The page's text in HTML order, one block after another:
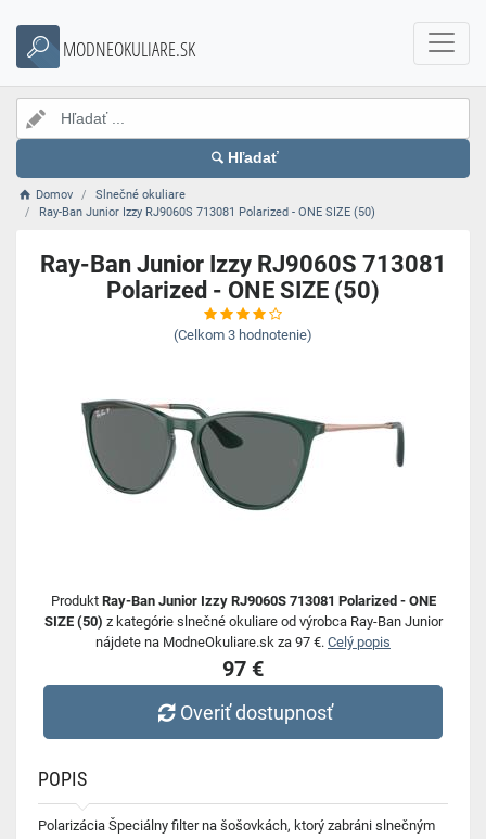
MODNEOKULIARE.SK
Hľadať
Domov
Slnečné okuliare
Ray-Ban Junior Izzy RJ9060S 713081 Polarized - ONE SIZE (50)
Ray-Ban Junior Izzy RJ9060S 713081
Polarized - ONE SIZE (50)
(Celkom 3 hodnotenie)
Produkt Ray-Ban Junior Izzy RJ9060S 713081 Polarized - ONE
SIZE (50) z kategórie slnečné okuliare od výrobca Ray-Ban Junior
nájdete na ModneOkuliare.sk za 97 €. Celý popis
97 €
Overiť dostupnosť
POPIS
Polarizácia Špeciálny filter na šošovkách, ktorý zabráni slnečným